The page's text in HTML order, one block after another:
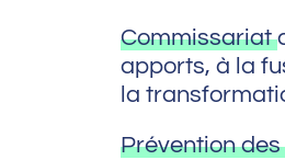
Commissariat
apports, à la
la
Prévention